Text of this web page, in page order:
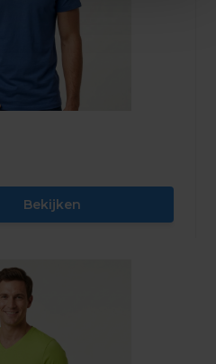
Bekijken